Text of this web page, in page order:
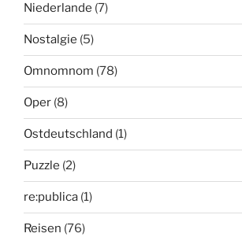
Niederlande (7)
Nostalgie (5)
Omnomnom (78)
Oper (8)
Ostdeutschland (1)
Puzzle (2)
re:publica (1)
Reisen (76)